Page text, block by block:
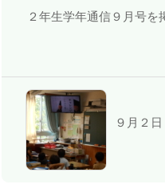
２年生学年通信９月号を
９月２